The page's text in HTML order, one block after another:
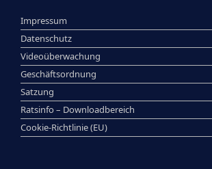
Impressum
Datenschutz
Videoüberwachung
Geschäftsordnung
Satzung
Ratsinfo – Downloadbereich
Cookie-Richtlinie (EU)